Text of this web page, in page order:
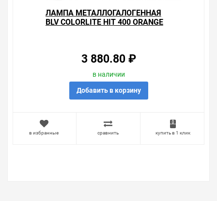
ЛАМПА МЕТАЛЛОГАЛОГЕННАЯ
BLV COLORLITE HIT 400 ORANGE
3 880.80 ₽
в наличии
Добавить в корзину
в избранные сравнить купить в 1 клик